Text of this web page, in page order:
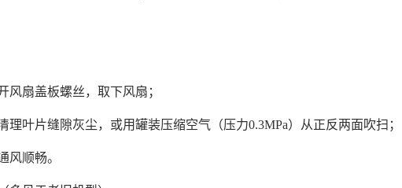
风扇盖板螺丝，取下风扇；
理叶片缝隙灰尘，或用罐装压缩空气（压力0.3MPa）从正反两面吹扫；
风顺畅。